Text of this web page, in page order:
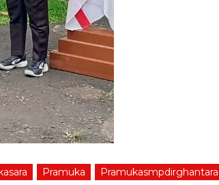
Pramuka
Pramukasmpdirghantara